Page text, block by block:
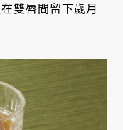
雙唇間留下歲月